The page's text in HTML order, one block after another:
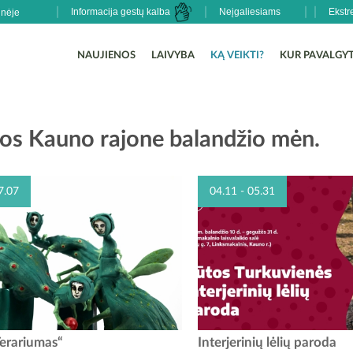
Neįgaliesiams
Informacija gestų kalba
NAUJIENOS LAIVYBA KĄ VEIKTI? KUR
Kauno rajone balandžio mėn.
Obelynės sodybos dendrologinis
04.11 - 05.31
Rūtos Turkuvienės
Interjerinių lėlių paroda